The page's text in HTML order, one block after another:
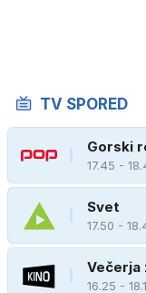
TV SPORED
Gorski
17.45 -
Svet
17.50 -
Večerja
16.25 -